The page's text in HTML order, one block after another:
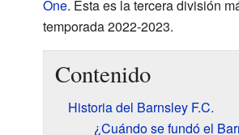
One. Esta es la tercera división
temporada 2022-2023.
Contenido
Historia del Barnsley F.C.
¿Cuándo se fundó el